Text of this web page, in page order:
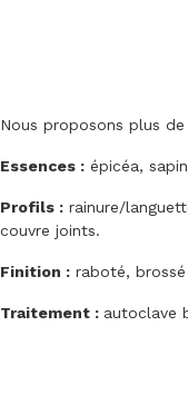
Nous proposons plus de
Essences : épicéa,
Profils : rainure/
couvre joints.
Finition : raboté,
Traitement : autoclave